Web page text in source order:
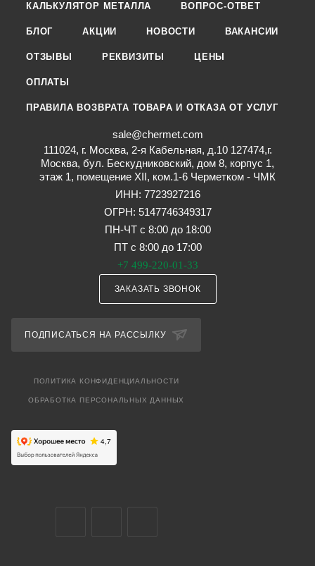
КАЛЬКУЛЯТОР МЕТАЛЛА ВОПРОС-ОТВЕТ
БЛОГ АКЦИИ НОВОСТИ ВАКАНСИИ
ОТЗЫВЫ РЕКВИЗИТЫ ЦЕНЫ
ОПЛАТЫ
ПРАВИЛА ВОЗВРАТА ТОВАРА И ОТКАЗА ОТ УСЛУГ
sale@chermet.com
111024, г. Москва, 2-я Кабельная, д.10 127474,г.
Москва, бул. Бескудниковский, дом 8, корпус 1,
этаж 1, помещение XII, ком.1-6 Черметком - ЧМК
ИНН: 7723927216
ОГРН: 5147746349317
ПН-ЧТ с 8:00 до 18:00
ПТ с 8:00 до 17:00
+7 499-220-01-33
ЗАКАЗАТЬ ЗВОНОК
ПОДПИСАТЬСЯ НА РАССЫЛКУ
ПОЛИТИКА КОНФИДЕНЦИАЛЬНОСТИ
ОБРАБОТКА ПЕРСОНАЛЬНЫХ ДАННЫХ